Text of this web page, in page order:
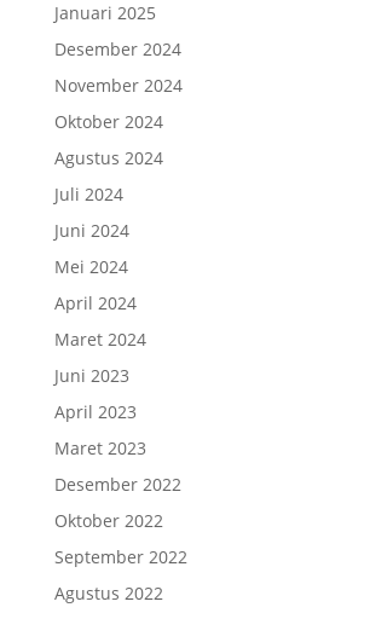
Januari 2025
Desember 2024
November 2024
Oktober 2024
Agustus 2024
Juli 2024
Juni 2024
Mei 2024
April 2024
Maret 2024
Juni 2023
April 2023
Maret 2023
Desember 2022
Oktober 2022
September 2022
Agustus 2022